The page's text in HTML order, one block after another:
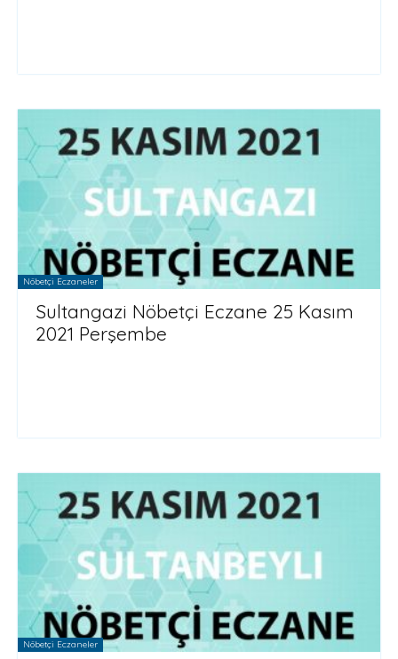
Nöbetçi Eczaneler
Sultangazi Nöbetçi Eczane 25 Kasım
2021 Perşembe
Nöbetçi Eczaneler